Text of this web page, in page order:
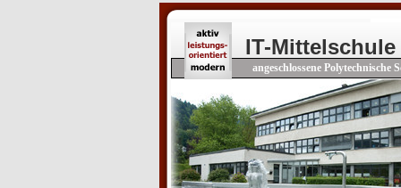
IT-Mittelschule
angeschlossene Polytechnische